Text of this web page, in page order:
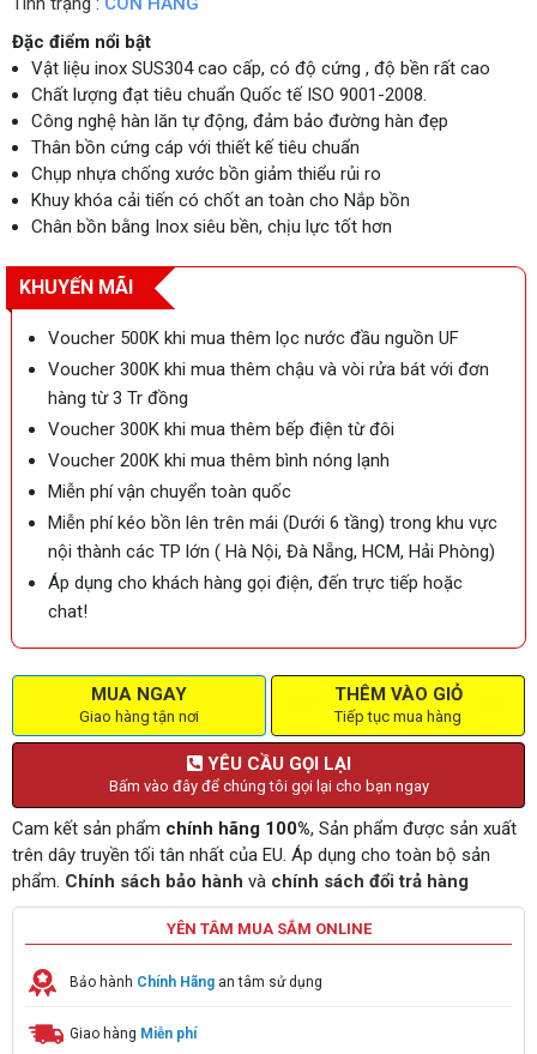
Đặc điểm nổi bật
Vật liệu inox SUS304 cao cấp, có độ cứng , độ bền rất cao
Chất lượng đạt tiêu chuẩn Quốc tế ISO 9001-2008.
Công nghệ hàn lăn tự động, đảm bảo đường hàn đẹp
Thân bồn cứng cáp với thiết kế tiêu chuẩn
Chụp nhựa chống xước bồn giảm thiểu rủi ro
Khuy khóa cải tiến có chốt an toàn cho Nắp bồn
Chân bồn bằng Inox siêu bền, chịu lực tốt hơn
KHUYẾN MÃI
Voucher 500K khi mua thêm lọc nước đầu nguồn UF
Voucher 300K khi mua thêm chậu và vòi rửa bát với đơn
hàng từ 3 Tr đồng
Voucher 300K khi mua thêm bếp điện từ đôi
Voucher 200K khi mua thêm bình nóng lạnh
Miễn phí vận chuyển toàn quốc
Miễn phí kéo bồn lên trên mái (Dưới 6 tầng) trong khu vực
nội thành các TP lớn ( Hà Nội, Đà Nẵng, HCM, Hải Phòng)
Áp dụng cho khách hàng gọi điện, đến trực tiếp hoặc
chat!
MUA NGAY
Giao hàng tận nơi
THÊM VÀO GIỎ
Tiếp tục mua hàng
YÊU CẦU GỌI LẠI
Bấm vào đây để chúng tôi gọi lại cho bạn ngay
Cam kết sản phẩm chính hãng 100%, Sản phẩm được sản xuất
trên dây truyền tối tân nhất của EU. Áp dụng cho toàn bộ sản
phẩm. Chính sách bảo hành và chính sách đổi trả hàng
YÊN TÂM MUA SẮM ONLINE
Bảo hành Chính Hãng an tâm sử dụng
Giao hàng Miễn phí